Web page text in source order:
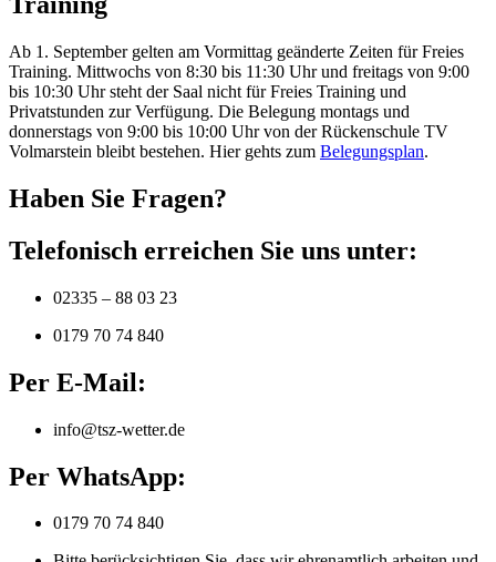
Ab 1. September gelten am Vormittag geänderte Zeiten für Freies
Training. Mittwochs von 8:30 bis 11:30 Uhr und freitags von 9:00
bis 10:30 Uhr steht der Saal nicht für Freies Training und
Privatstunden zur Verfügung. Die Belegung montags und
donnerstags von 9:00 bis 10:00 Uhr von der Rückenschule TV
Volmarstein bleibt bestehen. Hier gehts zum Belegungsplan.
Haben Sie Fragen?
Telefonisch erreichen Sie uns unter:
02335 – 88 03 23
0179 70 74 840
Per E-Mail:
info@tsz-wetter.de
Per WhatsApp:
0179 70 74 840